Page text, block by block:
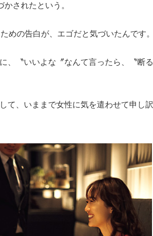
されたという。
めの告白が、エゴだと気づいたんです。
、〝いいよな〞なんて言ったら、〝断る
て、いままで女性に気を遣わせて申し訳